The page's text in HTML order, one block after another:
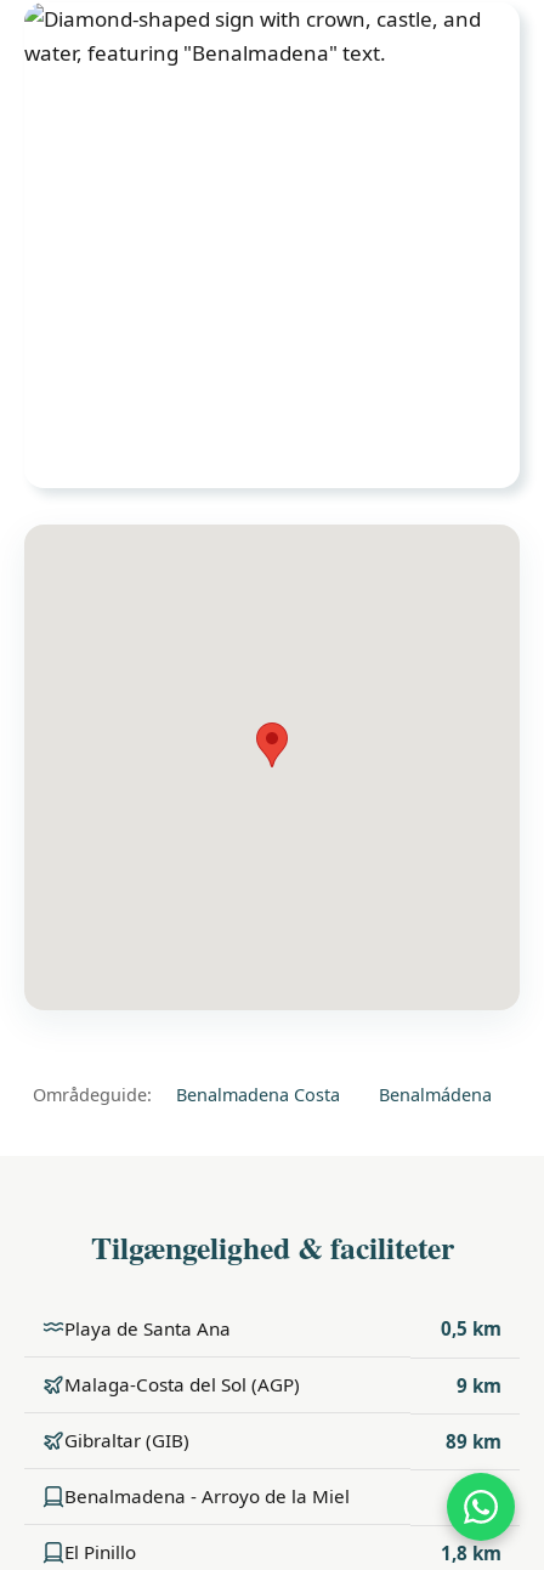
Områdeguide: Benalmadena Costa Benalmádena
Tilgængelighed & faciliteter
Playa de Santa Ana 0,5 km
Malaga-Costa del Sol (AGP) 9 km
Gibraltar (GIB) 89 km
Benalmadena - Arroyo de la Miel 1 km
El Pinillo 1,8 km